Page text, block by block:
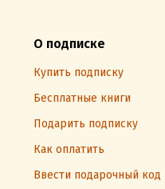
О подписке
Купить подписку
Бесплатные книги
Подарить подписку
Как оплатить
Ввести подарочный код